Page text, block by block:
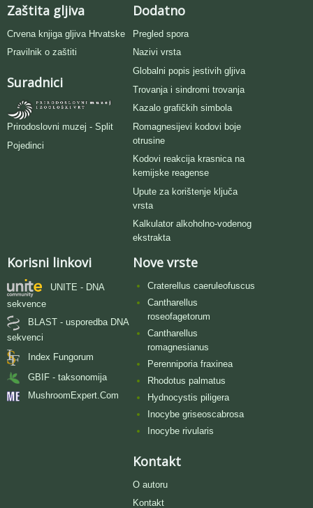
Zaštita gljiva
Crvena knjiga gljiva Hrvatske
Pravilnik o zaštiti
Suradnici
Prirodoslovni muzej - Split
Pojedinci
Dodatno
Pregled spora
Nazivi vrsta
Globalni popis jestivih gljiva
Trovanja i sindromi trovanja
Kazalo grafičkih simbola
Romagnesijevi kodovi boje
otrusine
Kodovi reakcija krasnica na
kemijske reagense
Upute za korištenje ključa
vrsta
Kalkulator alkoholno-vodenog
ekstrakta
Korisni linkovi
UNITE - DNA
sekvence
BLAST - usporedba DNA
sekvenci
Index Fungorum
GBIF - taksonomija
MushroomExpert.Com
Nove vrste
Craterellus caeruleofuscus
Cantharellus
roseofagetorum
Cantharellus
romagnesianus
Perenniporia fraxinea
Rhodotus palmatus
Hydnocystis piligera
Inocybe griseoscabrosa
Inocybe rivularis
Kontakt
O autoru
Kontakt